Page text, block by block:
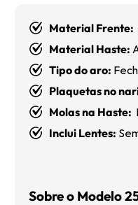
Material Frente:
Material Haste:
Tipo do aro:
Plaquetas no
Molas na Haste:
Inclui Lentes:
Sobre o Modelo